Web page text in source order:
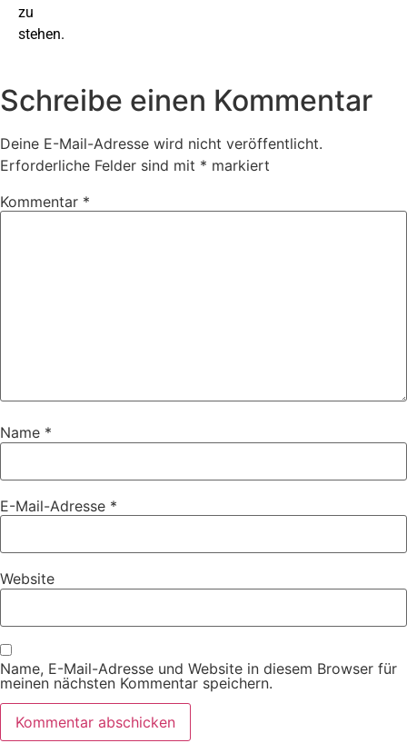
zu
stehen.
Schreibe einen Kommentar
Deine E-Mail-Adresse wird nicht veröffentlicht.
Erforderliche Felder sind mit * markiert
Kommentar *
Name *
E-Mail-Adresse *
Website
Name, E-Mail-Adresse und Website in diesem Browser für
meinen nächsten Kommentar speichern.